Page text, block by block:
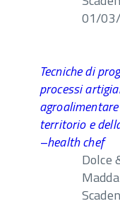
01/
Tecniche di
processi
territorio e
–health chef
Dolce